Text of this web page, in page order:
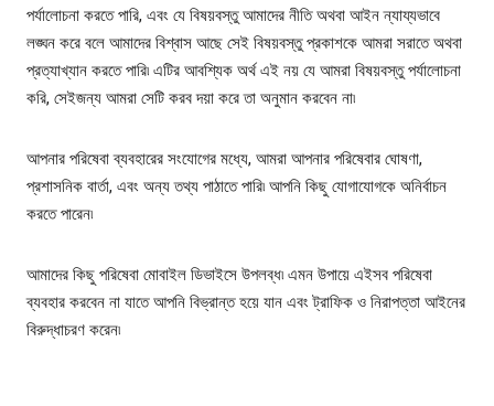
পর্যালোচনা করতে পারি, এবং যে বিষয়বস্তু আমাদের নীতি অথবা আইন ন্যায্যভাবে
লঙ্ঘন করে বলে আমাদের বিশ্বাস আছে সেই বিষয়বস্তু প্রকাশকে আমরা সরাতে অথবা
প্রত্যাখ্যান করতে পারি৷ এটির আবশ্যিক অর্থ এই নয় যে আমরা বিষয়বস্তু পর্যালোচনা
করি, সেইজন্য আমরা সেটি করব দয়া করে তা অনুমান করবেন না৷
আপনার পরিষেবা ব্যবহারের সংযোগের মধ্যে, আমরা আপনার পরিষেবার ঘোষণা,
প্রশাসনিক বার্তা, এবং অন্য তথ্য পাঠাতে পারি৷ আপনি কিছু যোগাযোগকে অনির্বাচন
করতে পারেন৷
আমাদের কিছু পরিষেবা মোবাইল ডিভাইসে উপলব্ধ৷ এমন উপায়ে এইসব পরিষেবা
ব্যবহার করবেন না যাতে আপনি বিভ্রান্ত হয়ে যান এবং ট্রাফিক ও নিরাপত্তা আইনের
বিরুদ্ধাচরণ করেন৷